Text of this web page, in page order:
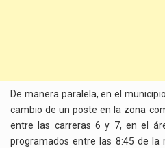
De manera paralela, en el
cambio de un poste en la zona
entre las carreras 6 y 7, en el
programados entre las 8:45 de